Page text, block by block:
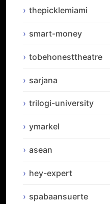
thepicklemiami
smart-money
tobehonesttheatre
sarjana
trilogi-university
ymarkel
asean
hey-expert
spabaansuerte